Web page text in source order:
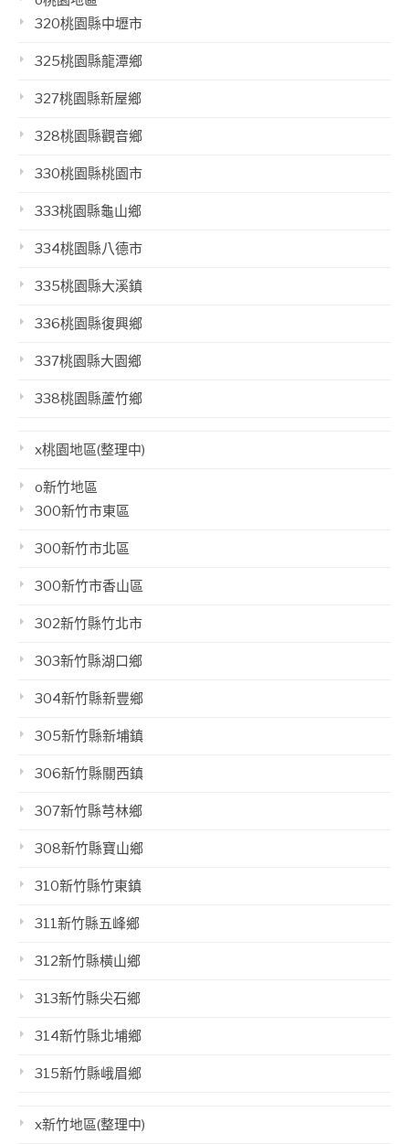
320桃園縣中壢市
325桃園縣龍潭鄉
327桃園縣新屋鄉
328桃園縣觀音鄉
330桃園縣桃園市
333桃園縣龜山鄉
334桃園縣八德市
335桃園縣大溪鎮
336桃園縣復興鄉
337桃園縣大園鄉
338桃園縣蘆竹鄉
x桃園地區(整理中)
o新竹地區
300新竹市東區
300新竹市北區
300新竹市香山區
302新竹縣竹北市
303新竹縣湖口鄉
304新竹縣新豐鄉
305新竹縣新埔鎮
306新竹縣關西鎮
307新竹縣芎林鄉
308新竹縣寶山鄉
310新竹縣竹東鎮
311新竹縣五峰鄉
312新竹縣橫山鄉
313新竹縣尖石鄉
314新竹縣北埔鄉
315新竹縣峨眉鄉
x新竹地區(整理中)